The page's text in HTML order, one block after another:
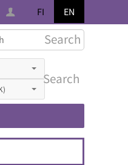
FI EN
Search
Search